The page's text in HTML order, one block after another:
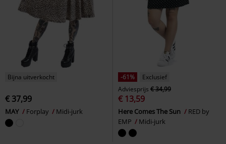
Bijna uitverkocht
€ 37,99
MAY Forplay Midi-jurk
-61%
Exclusief
Adviesprijs € 34,99
€ 13,59
Here Comes The Sun
RED by
EMP
Midi-jurk